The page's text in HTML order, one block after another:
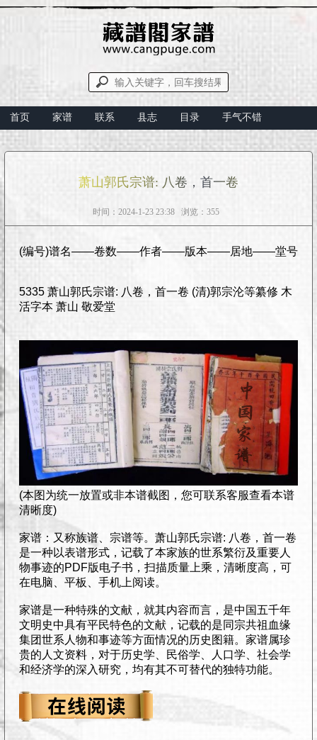
首页 家谱 联系 县志 目录 手气不错
萧山郭氏宗谱: 八卷，首一卷
时间：2024-1-23 23:38 浏览：355
(编号)谱名——卷数——作者——版本——居地——堂号
5335 萧山郭氏宗谱: 八卷，首一卷 (清)郭宗沦等纂修 木
活字本 萧山 敬爱堂
(本图为统一放置或非本谱截图，您可联系客服查看本谱
清晰度)
家谱：又称族谱、宗谱等。萧山郭氏宗谱: 八卷，首一卷
是一种以表谱形式，记载了本家族的世系繁衍及重要人
物事迹的PDF版电子书，扫描质量上乘，清晰度高，可
在电脑、平板、手机上阅读。
家谱是一种特殊的文献，就其内容而言，是中国五千年
文明史中具有平民特色的文献，记载的是同宗共祖血缘
集团世系人物和事迹等方面情况的历史图籍。家谱属珍
贵的人文资料，对于历史学、民俗学、人口学、社会学
和经济学的深入研究，均有其不可替代的独特功能。